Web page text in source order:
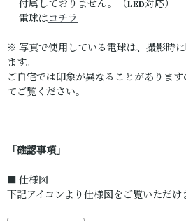
付属しておりません。（LED対応）
電球はコチラ
※ 写真で使用している電球は、撮影時
ます。
ご自宅では印象が異なることがありま
てご覧ください。
「確認事項」
■ 仕様図
下記アイコンより仕様図をご覧いただけ